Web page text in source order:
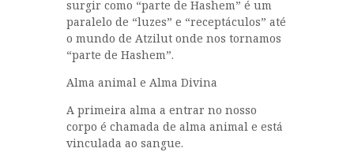
surgir como “parte de Hashem” é um
paralelo de “luzes” e “receptáculos” até
o mundo de Atzilut onde nos tornamos
“parte de Hashem”.
Alma animal e Alma Divina
A primeira alma a entrar no nosso
corpo é chamada de alma animal e está
vinculada ao sangue.